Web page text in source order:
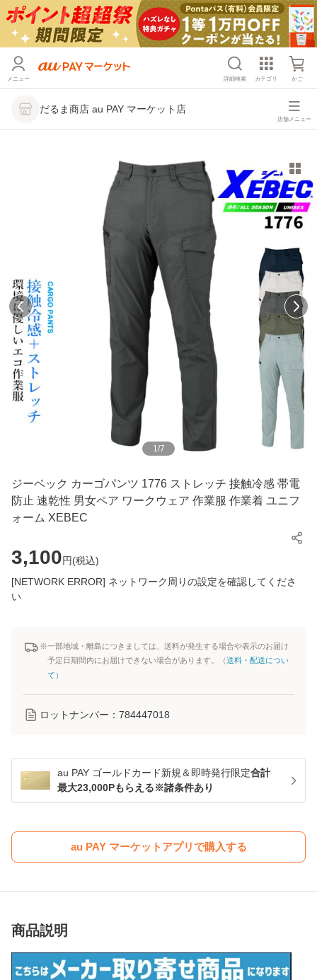
メニュー 詳細検索 カテゴリ かご
だるま商店 au PAY マーケット店
店舗メニュー
1/7
ジーベック カーゴパンツ 1776 ストレッチ 接触冷感 帯電
防止 速乾性 男女ペア ワークウェア 作業服 作業着 ユニフ
ォーム XEBEC
3,100円(税込)
[NETWORK ERROR] ネットワーク周りの設定を確認してくださ
い
※一部地域・離島につきましては、送料が発生する場合や表示のお届け
予定日期間内にお届けできない場合があります。（送料・配送につい
て ）
ロットナンバー： 784447018
au PAY ゴールドカード新規＆即時発行限定合計
最大23,000Pもらえる※諸条件あり
au PAY マーケットアプリで購入する
商品説明